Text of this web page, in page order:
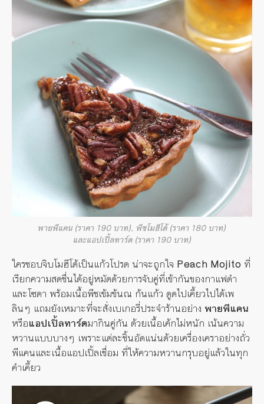
พายพีแคน (ราคา 190 บาท), พีชโมฮีโต้ (ราคา 180 บาท)
และแอปเปิ้ลทาร์ต (ราคา 190 บาท)
ใครชอบจิบโมฮีโต้เป็นแก้วโปรด น่าจะถูกใจ Peach Mojito ที่
เรียกความสดชื่นได้อยู่หมัดด้วยการจับคู่ที่เข้ากันของกาแฟดำ
และโซดา พร้อมเนื้อพีชเข้มข้นณ ก้นแก้ว ดูดไปเคี้ยวไปได้เพ
ลินๆ แถมยังเหมาะที่จะสั่งเบเกอรี่ประจำร้านอย่าง พายพีแคน
หรือแอปเปิ้ลทาร์ตมากินคู่กัน ด้วยเนื้อเค้กไม่หนัก เน้นความ
หวานแบบบางๆ เพราะแต่ละชิ้นอัดแน่นด้วยเครื่องเคราอย่างถั่ว
พีแคนและเนื้อแอปเปิ้ลเชื่อม ที่ให้ความหวานกรุบอยู่แล้วในทุก
คำเคี้ยว